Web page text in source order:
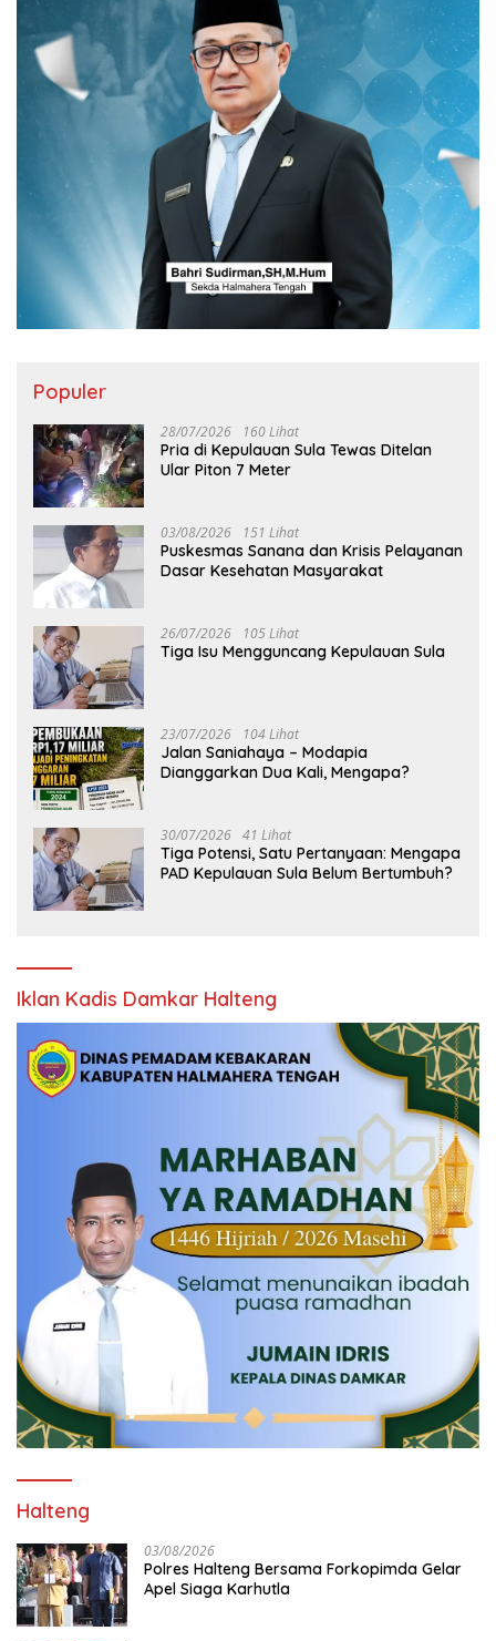
Populer
28/07/2026 160 Lihat
Pria di Kepulauan Sula Tewas Ditelan
Ular Piton 7 Meter
03/08/2026 151 Lihat
Puskesmas Sanana dan Krisis Pelayanan
Dasar Kesehatan Masyarakat
26/07/2026 105 Lihat
Tiga Isu Mengguncang Kepulauan Sula
23/07/2026 104 Lihat
Jalan Saniahaya – Modapia
Dianggarkan Dua Kali, Mengapa?
30/07/2026 41 Lihat
Tiga Potensi, Satu Pertanyaan: Mengapa
PAD Kepulauan Sula Belum Bertumbuh?
Iklan Kadis Damkar Halteng
Halteng
03/08/2026
Polres Halteng Bersama Forkopimda Gelar
Apel Siaga Karhutla